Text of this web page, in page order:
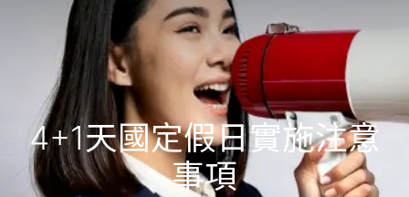
4+1天國定假日實施注意
事項